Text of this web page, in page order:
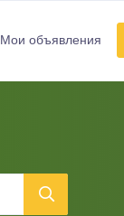
Мои объявления